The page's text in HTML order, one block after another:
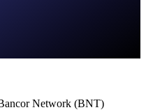
Network (BNT)